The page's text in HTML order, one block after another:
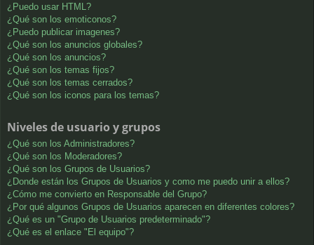
¿Puedo usar HTML?
¿Qué son los emoticonos?
¿Puedo publicar imagenes?
¿Qué son los anuncios globales?
¿Qué son los anuncios?
¿Qué son los temas fijos?
¿Qué son los temas cerrados?
¿Qué son los iconos para los temas?
Niveles de usuario y grupos
¿Qué son los Administradores?
¿Qué son los Moderadores?
¿Qué son los Grupos de Usuarios?
¿Donde están los Grupos de Usuarios y como me puedo unir a ellos?
¿Cómo me convierto en Responsable del Grupo?
¿Por qué algunos Grupos de Usuarios aparecen en diferentes colores?
¿Qué es un "Grupo de Usuarios predeterminado"?
¿Qué es el enlace "El equipo"?